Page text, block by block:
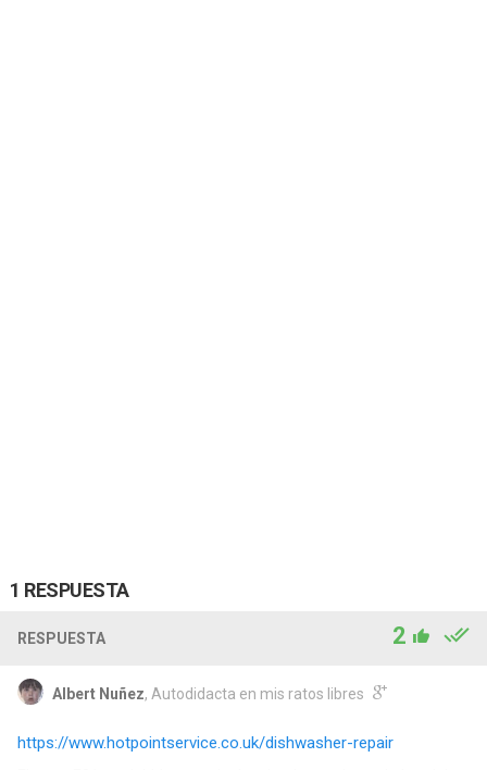
1 RESPUESTA
RESPUESTA 2
Albert Nuñez, Autodidacta en mis ratos libres
https://www.hotpointservice.co.uk/dishwasher-repair